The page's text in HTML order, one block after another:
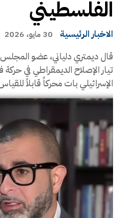
الفلسطيني
الاخبار الرئيسية 30 مايو، 2026
قال ديمتري دلياني، عضو
تيار الإصلاح الديمقراطي في
الإسرائيلي بات محركاً قابلاً